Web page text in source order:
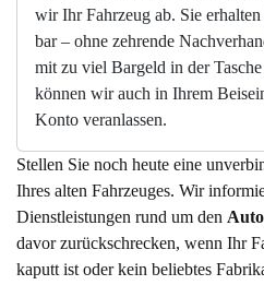
wir Ihr Fahrzeug ab. Sie
bar – ohne zehrende
mit zu viel Bargeld in der
können wir auch in Ihrem
Konto veranlassen.
Stellen Sie noch heute eine
Ihres alten Fahrzeuges. Wir
Dienstleistungen rund um den
davor zurückschrecken, wenn Ihr
kaputt ist oder kein beliebtes